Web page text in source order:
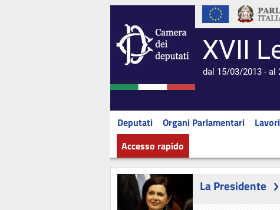
XVII
dal 15/03/2013 - al
Deputati Organi Parlamentari Lavori
Accesso rapido
La Presidente